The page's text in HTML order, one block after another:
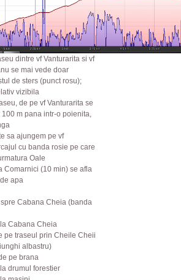
dintre vf Vanturarita si vf
se mai vede doar
de sters (punct rosu);
vizibila
de pe vf Vanturarita se
m pana intr-o poienita,
sa ajungem pe vf
cu banda rosie pe care
Oale
Comarnici (10 min) se afla
apa
Cabana Cheia (banda
Cabana Cheia
pe traseul prin Cheile Cheii
albastru)
pe brana
drumul forestier